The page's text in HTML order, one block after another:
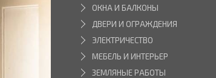
ОКНА И БАЛКОНЫ
ДВЕРИ И ОГРАЖДЕНИЯ
ЭЛЕКТРИЧЕСТВО
МЕБЕЛЬ И ИНТЕРЬЕР
ЗЕМЛЯНЫЕ РАБОТЫ